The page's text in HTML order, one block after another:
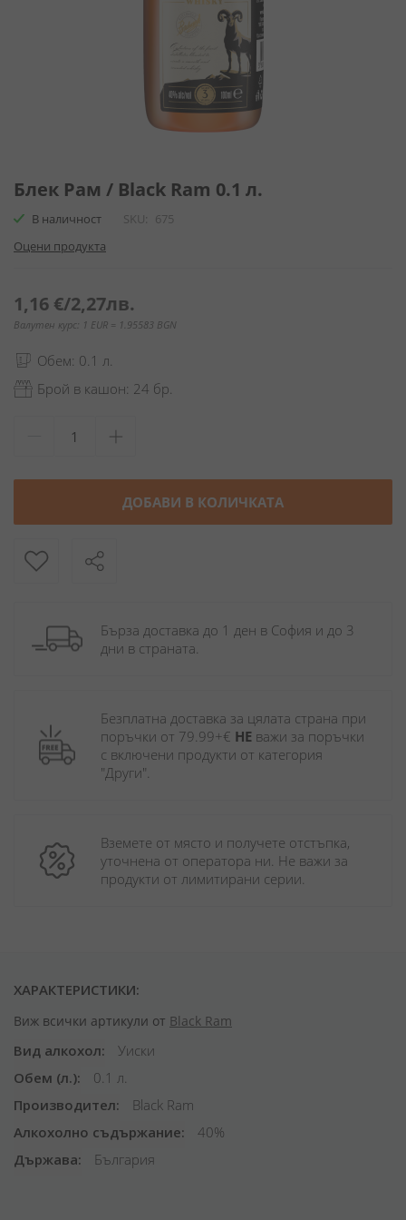
към
на
галерия
със
Блек Рам / Black Ram 0.1 л.
В наличност SKU
675
Оцени продукта
1,16 €/2,27лв.
Валутен курс: 1 EUR = 1.95583 BGN
Обем: 0.1 л.
Брой в кашон: 24 бр.
ДОБАВИ В КОЛИЧКАТА
Бърза доставка до 1 ден в София и до 3
дни в страната.
Безплатна доставка за цялата страна при
поръчки от 79.99+€ НЕ важи за поръчки
с включени продукти от категория
"Други".
Вземете от място и получете отстъпка,
уточнена от оператора ни. Не важи за
продукти от лимитирани серии.
ХАРАКТЕРИСТИКИ:
Виж всички артикули от Black Ram
Вид алкохол
Уиски
Обем (л.)
0.1 л.
Производител
Black Ram
Алкохолно съдържание
40%
Държава
България